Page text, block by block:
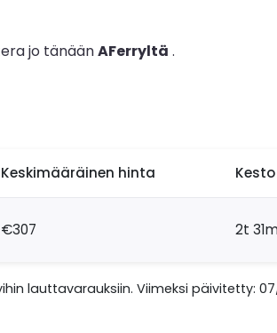
jo tänäänAFerryltä .
Keskimääräinen hinta Kesto
€307 2t
lauttavarauksiin. Viimeksi päivitetty: